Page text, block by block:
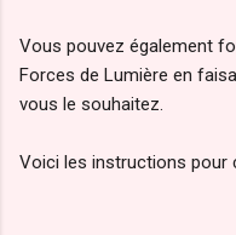
Vous pouvez également
Forces de Lumière en
vous le souhaitez.
Voici les instructions pour